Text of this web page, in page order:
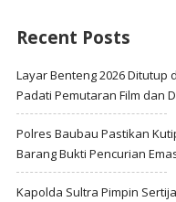
Recent Posts
Layar Benteng 2026 Ditutup
Padati Pemutaran Film dan
Polres Baubau Pastikan
Barang Bukti Pencurian
Kapolda Sultra Pimpin